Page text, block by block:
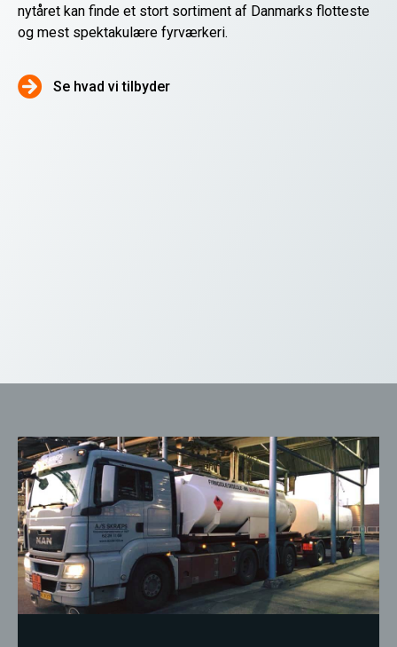
nytåret kan finde et stort sortiment af Danmarks flotteste
og mest spektakulære fyrværkeri.
Se hvad vi tilbyder